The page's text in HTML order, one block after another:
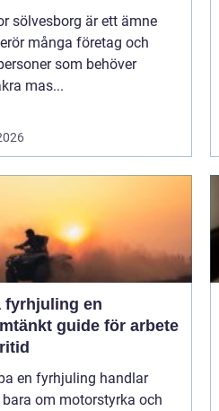
sölvesborg är ett ämne
många företag och
som behöver
mas...
en
guide för arbete
en fyrhjuling handlar
om motorstyrka och